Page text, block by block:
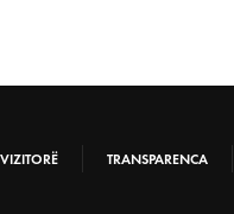
VIZITORË TRANSPARENCA